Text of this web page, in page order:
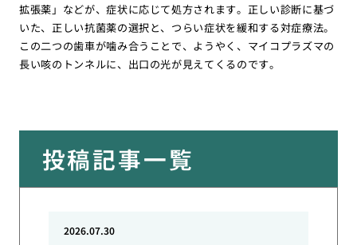
拡張薬」などが、症状に応じて処方されます。正しい診断に基づ
いた、正しい抗菌薬の選択と、つらい症状を緩和する対症療法。
この二つの歯車が噛み合うことで、ようやく、マイコプラズマの
長い咳のトンネルに、出口の光が見えてくるのです。
投稿記事一覧
2026.07.30